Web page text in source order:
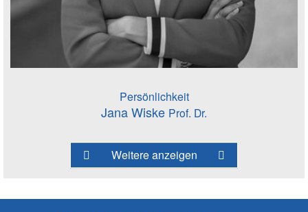
Persönlichkeit
Jana Wiske Prof. Dr.
Weitere anzeigen